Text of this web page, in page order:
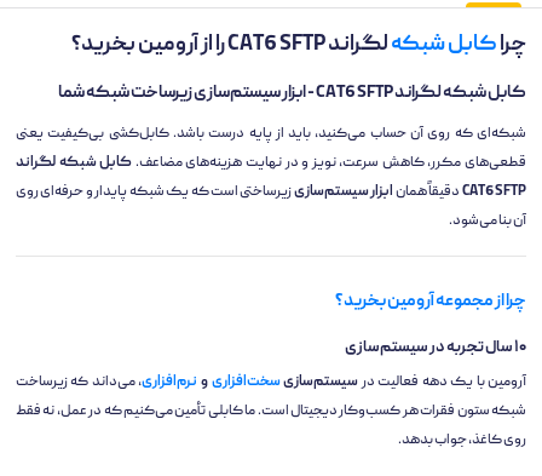
چراکابل شبکهلگراند CAT6 SFTP را از آرومین بخرید؟
کابل شبکه لگراند CAT6 SFTP - ابزار سیستم‌سازی زیرساخت شبکه شما
شبکه‌ای که روی آن حساب می‌کنید، باید از پایه درست باشد. کابل‌کشی بی‌کیفیت یعنی
قطعی‌های مکرر، کاهش سرعت، نویز و در نهایت هزینه‌های مضاعف.کابل شبکه لگراند
CAT6 SFTPدقیقاً همانابزار سیستم‌سازیزیرساختی است که یک شبکه پایدار و حرفه‌ای روی
آن بنا می‌شود.
چرا از مجموعه آرومین بخرید؟
۱۰ سال تجربه در سیستم‌سازی
آرومین با یک دهه فعالیت درسیستم‌سازیسخت‌افزاریو نرم‌افزاری، می‌داند که زیرساخت
شبکه ستون فقرات هر کسب‌وکار دیجیتال است. ما کابلی تأمین می‌کنیم که در عمل، نه فقط
روی کاغذ، جواب بدهد.